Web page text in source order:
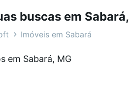
alguma dúvida dos custos
buscas em Sabará,
Imóveis em Sabará
em Sabará, MG